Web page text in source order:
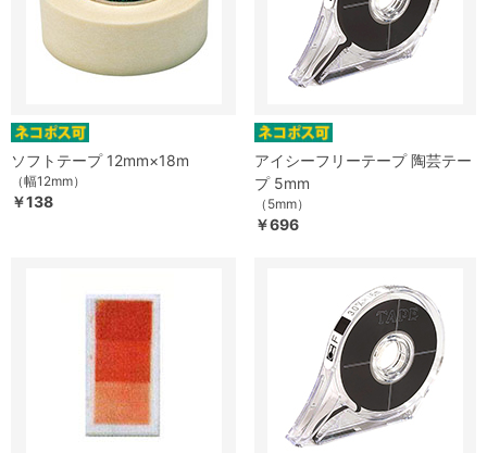
ソフトテープ 12mm×18m
（幅12mm）
￥138
アイシーフリーテープ 陶芸テー
プ 5mm
（5mm）
￥696